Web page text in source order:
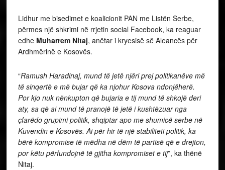
Lidhur me bisedimet e koalicionit PAN me Listën Serbe,
përmes një shkrimi në rrjetin social Facebook, ka reaguar
edhe Muharrem Nitaj, anëtar i kryesisë së Aleancës për
Ardhmërinë e Kosovës.
“Ramush Haradinaj, mund të jetë njëri prej politikanëve më
të sinqertë e më bujar që ka njohur Kosova ndonjëherë.
Por kjo nuk nënkupton që bujaria e tij mund të shkojë deri
aty, sa që ai mund të pranojë të jetë i kushtëzuar nga
çfarëdo grupimi politik, shqiptar apo me shumicë serbe në
Kuvendin e Kosovës. Ai për hir të një stabiliteti politik, ka
bërë kompromise të mëdha në dëm të partisë që e drejton,
por këtu përfundojnë të gjitha kompromiset e tij”, ka thënë
Nitaj.